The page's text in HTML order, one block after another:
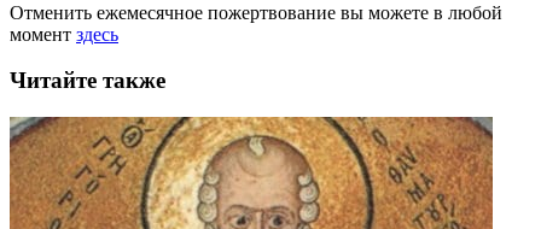
Отменить ежемесячное пожертвование вы можете в любой
момент здесь
Читайте также